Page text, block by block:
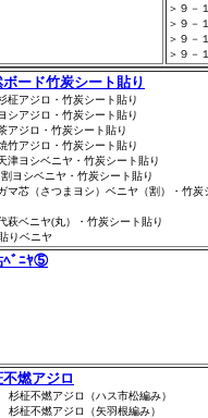
＞９－
＞９－
＞９－
＞９－
ボード竹炭シート貼り
柾アジロ・竹炭シート貼り
シアジロ・竹炭シート貼り
アジロ・竹炭シート貼り
竹アジロ・竹炭シート貼り
津ヨシベニヤ・竹炭シート貼り
ヨシベニヤ・竹炭シート貼り
マ芯（さつまヨシ）ベニヤ（割）・竹炭
萩ベニヤ(丸）・竹炭シート貼り
りベニヤ
ﾍﾞﾆﾔ⑤
燃アジロ
杉柾不燃アジロ（ハス市松編み）
杉柾不燃アジロ（矢羽根編み）